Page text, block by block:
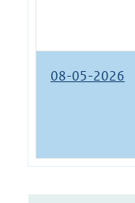
08-05-2026